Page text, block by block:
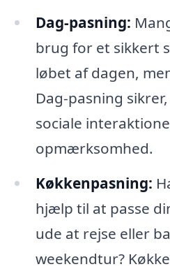
Dag-pasning:
brug for et sikkert
løbet af dagen,
Dag-pasning
sociale
opmærksomhed.
Køkkenpasning:
hjælp til at passe
ude at rejse eller
weekendtur?